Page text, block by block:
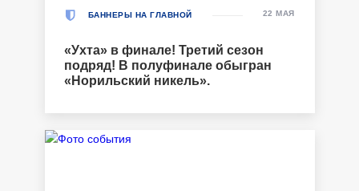
БАННЕРЫ НА ГЛАВНОЙ
«Ухта» в финале! Третий сезон
подряд! В полуфинале обыгран
«Норильский никель».
22 МАЯ